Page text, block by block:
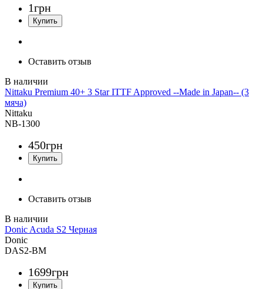
1грн
Оставить отзыв
Nittaku Premium 40+ 3 Star ITTF Approved --Made in Japan-- (3
мяча)
Nittaku
NB-1300
450грн
Оставить отзыв
Donic Acuda S2 Черная
Donic
DAS2-BM
1699грн